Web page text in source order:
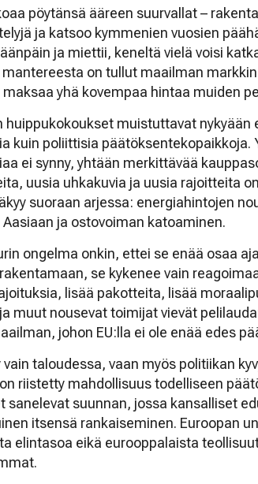
pöytänsä ääreen suurvallat –
ja katsoo kymmenien vuosien
ja miettii, keneltä vielä voisi
on tullut maailman
yhä kovempaa hintaa muiden
huippukokoukset muistuttavat
kuin poliittisia päätöksentekopaikkoja.
ei synny, yhtään merkittävää
uusia uhkakuvia ja uusia rajoitteita
suoraan arjessa: energiahintojen
ja ostovoiman katoaminen.
ongelma onkin, ettei se enää osaa
se kykenee vain
lisää pakotteita, lisää
muut nousevat toimijat vievät
johon EU:lla ei ole enää edes
vain taloudessa, vaan myös politiikan
riistetty mahdollisuus todelliseen
sanelevat suunnan, jossa kansalliset
itsensä rankaiseminen. Euroopan
elintasoa eikä eurooppalaista